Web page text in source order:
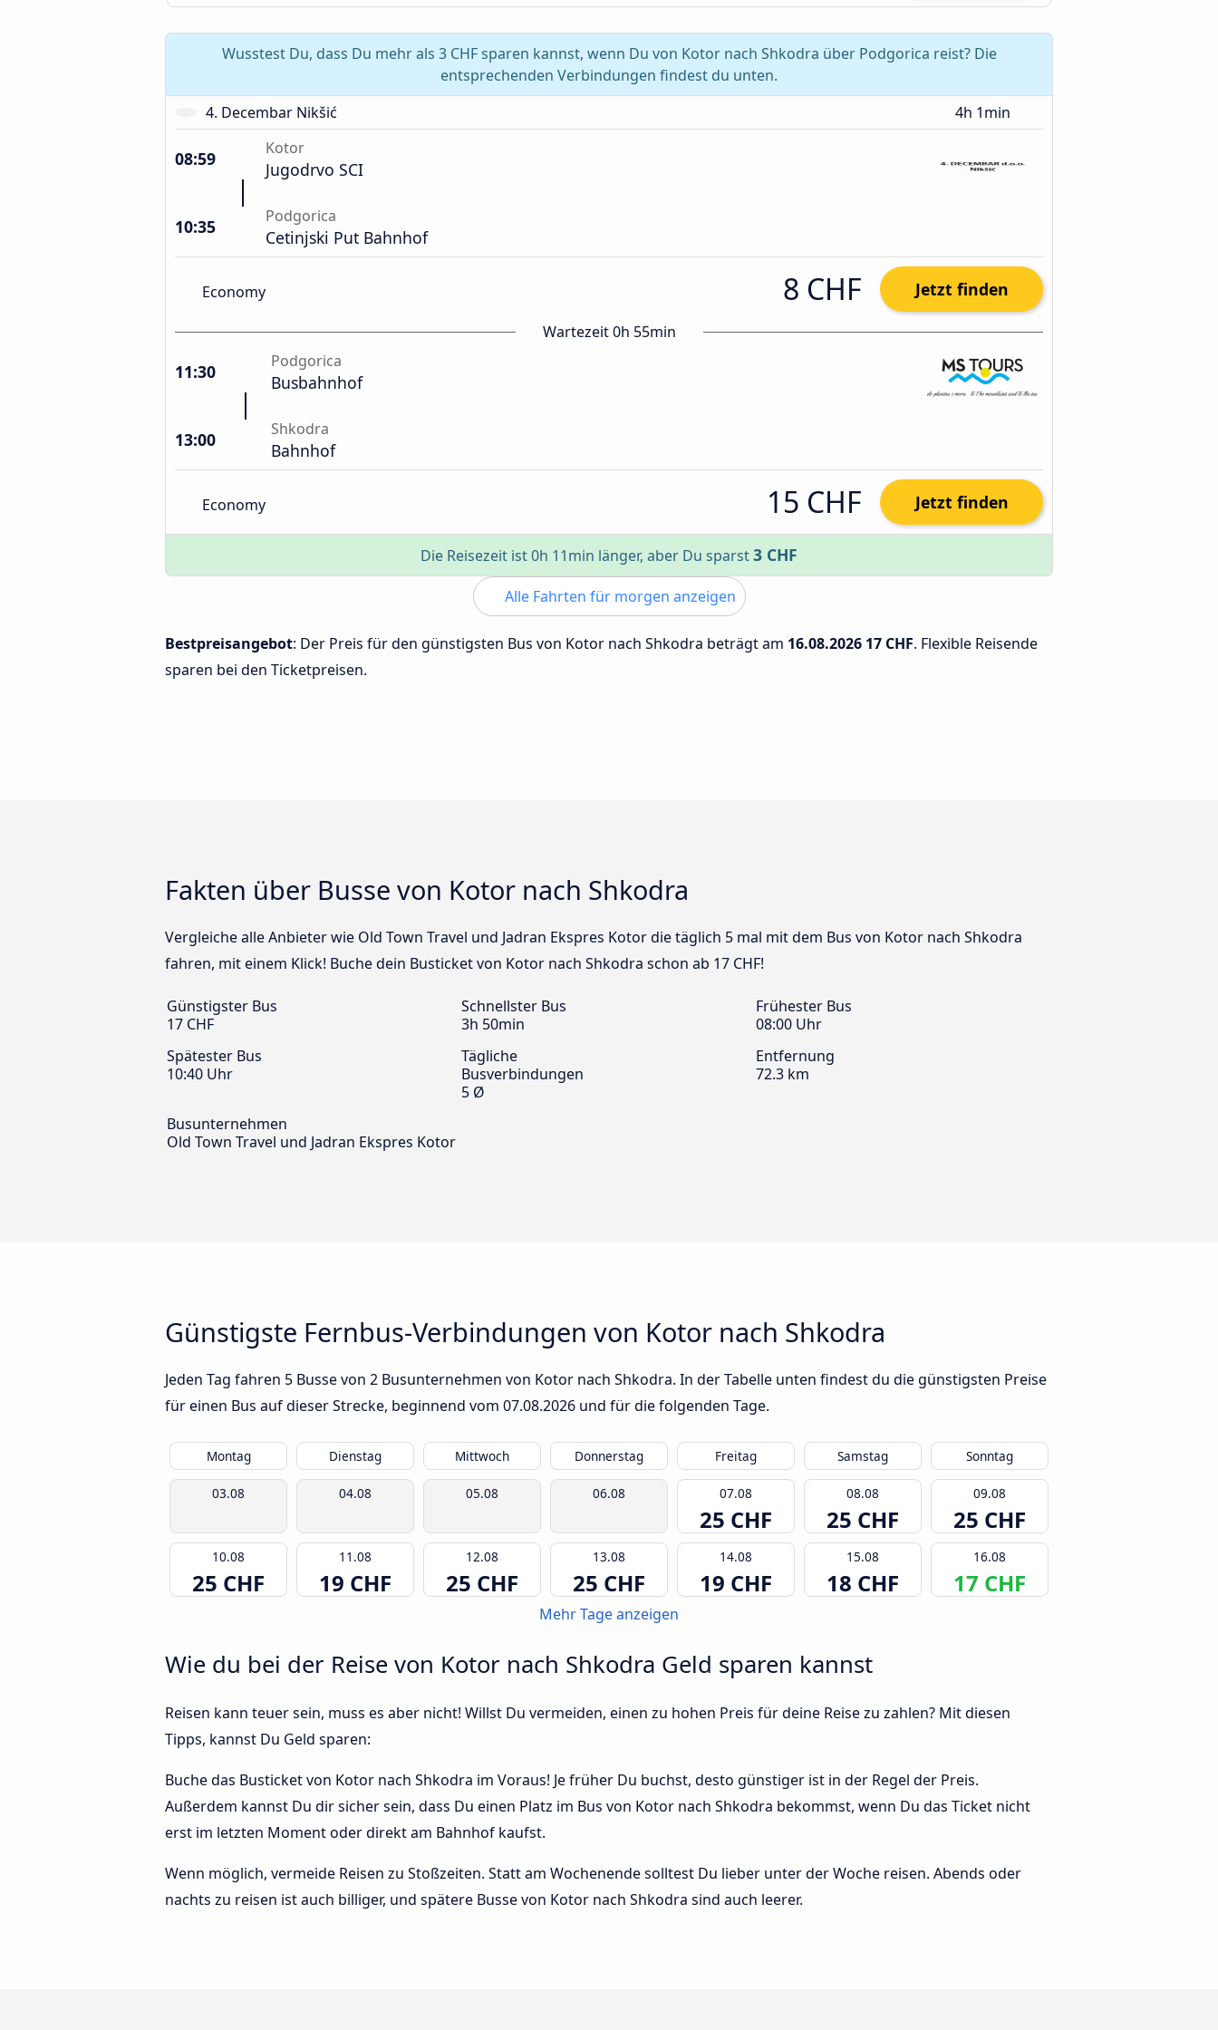
Wusstest Du, dass Du mehr als 3 CHF sparen kannst, wenn Du von Kotor nach Shkodra über Podgorica reist? Die
entsprechenden Verbindungen findest du unten.
4. Decembar Nikšić
4h 1min
08:59 Kotor
Jugodrvo SCI
10:35 Podgorica
Cetinjski Put Bahnhof
Economy 8 CHF Jetzt finden
Wartezeit 0h 55min
11:30 Podgorica
Busbahnhof
13:00 Shkodra
Bahnhof
Economy 15 CHF Jetzt finden
Die Reisezeit ist 0h 11min länger, aber Du sparst3 CHF
Alle Fahrten für morgen anzeigen
Bestpreisangebot: Der Preis für den günstigsten Bus von Kotor nach Shkodra beträgt am 16.08.2026 17 CHF. Flexible Reisende
sparen bei den Ticketpreisen.
Fakten über Busse von Kotor nach Shkodra
Vergleiche alle Anbieter wie Old Town Travel und Jadran Ekspres Kotor die täglich 5 mal mit dem Bus von Kotor nach Shkodra
fahren, mit einem Klick! Buche dein Busticket von Kotor nach Shkodra schon ab 17 CHF!
Günstigster Bus
17 CHF
Schnellster Bus
3h 50min
Frühester Bus
08:00 Uhr
Spätester Bus
10:40 Uhr
Tägliche
Busverbindungen
5 Ø
Entfernung
72.3 km
Busunternehmen
Old Town Travel und Jadran Ekspres Kotor
Günstigste Fernbus-Verbindungen von Kotor nach Shkodra
Jeden Tag fahren 5 Busse von 2 Busunternehmen von Kotor nach Shkodra. In der Tabelle unten findest du die günstigsten Preise
für einen Bus auf dieser Strecke, beginnend vom 07.08.2026 und für die folgenden Tage.
Montag Dienstag Mittwoch Donnerstag Freitag Samstag Sonntag
03.08 04.08 05.08 06.08 07.08
25 CHF
08.08
25 CHF
09.08
25 CHF
10.08
25 CHF
11.08
19 CHF
12.08
25 CHF
13.08
25 CHF
14.08
19 CHF
15.08
18 CHF
16.08
17 CHF
Mehr Tage anzeigen
Wie du bei der Reise von Kotor nach Shkodra Geld sparen kannst
Reisen kann teuer sein, muss es aber nicht! Willst Du vermeiden, einen zu hohen Preis für deine Reise zu zahlen? Mit diesen
Tipps, kannst Du Geld sparen:
Buche das Busticket von Kotor nach Shkodra im Voraus! Je früher Du buchst, desto günstiger ist in der Regel der Preis.
Außerdem kannst Du dir sicher sein, dass Du einen Platz im Bus von Kotor nach Shkodra bekommst, wenn Du das Ticket nicht
erst im letzten Moment oder direkt am Bahnhof kaufst.
Wenn möglich, vermeide Reisen zu Stoßzeiten. Statt am Wochenende solltest Du lieber unter der Woche reisen. Abends oder
nachts zu reisen ist auch billiger, und spätere Busse von Kotor nach Shkodra sind auch leerer.